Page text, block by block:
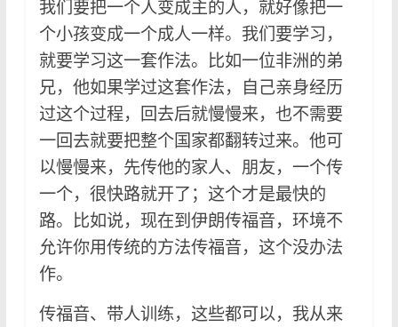
我们要把一个人变成主的人，就好像把一
个小孩变成一个成人一样。我们要学习，
就要学习这一套作法。比如一位非洲的弟
兄，他如果学过这套作法，自己亲身经历
过这个过程，回去后就慢慢来，也不需要
一回去就要把整个国家都翻转过来。他可
以慢慢来，先传他的家人、朋友，一个传
一个，很快路就开了；这个才是最快的
路。比如说，现在到伊朗传福音，环境不
允许你用传统的方法传福音，这个没办法
作。
传福音、带人训练，这些都可以，我从来